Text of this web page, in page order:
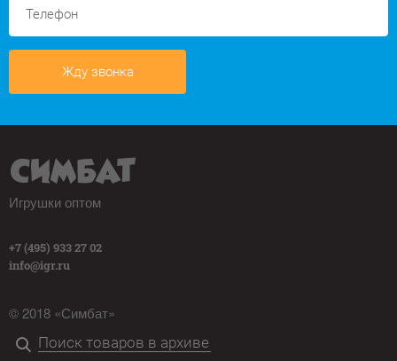
Жду звонка
Игрушки оптом
+7 (495) 933 27 02
info@igr.ru
© 2018 «Симбат»